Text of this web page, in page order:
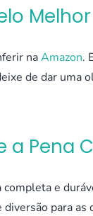
naAmazon.
de dar uma
a Pena
completa e
para